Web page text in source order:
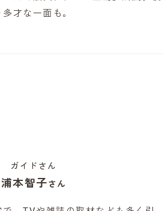
才な一面も。
ガイドさん
浦本智子さん